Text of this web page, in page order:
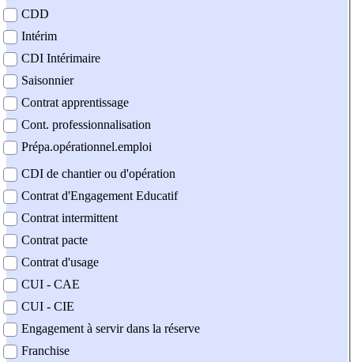
CDD
Intérim
CDI Intérimaire
Saisonnier
Contrat apprentissage
Cont. professionnalisation
Prépa.opérationnel.emploi
CDI de chantier ou d'opération
Contrat d'Engagement Educatif
Contrat intermittent
Contrat pacte
Contrat d'usage
CUI - CAE
CUI - CIE
Engagement à servir dans la réserve
Franchise